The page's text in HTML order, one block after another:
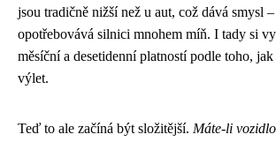
jsou tradičně nižší než u aut, což dává smysl
opotřebovává silnici mnohem míň. I tady si
měsíční a desetidenní platností podle toho,
výlet.
Teď to ale začíná být složitější. Máte-li